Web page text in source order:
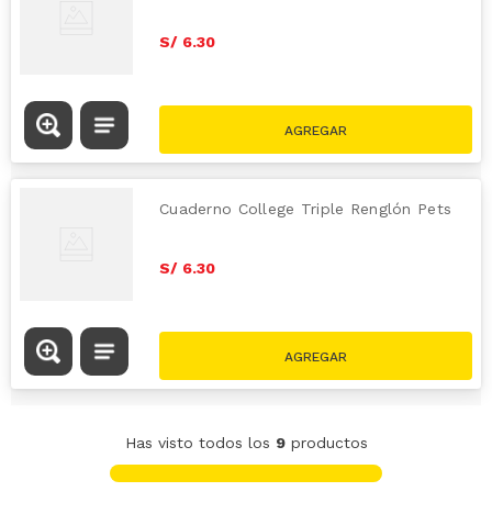
S/ 6.30
Cuaderno College Triple Renglón Pets
S/ 6.30
Has visto todos los 9productos